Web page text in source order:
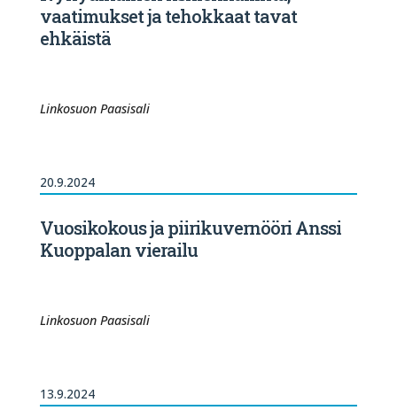
vaatimukset ja tehokkaat tavat
ehkäistä
Linkosuon Paasisali
20.9.2024
Vuosikokous ja piirikuvernööri Anssi
Kuoppalan vierailu
Linkosuon Paasisali
13.9.2024